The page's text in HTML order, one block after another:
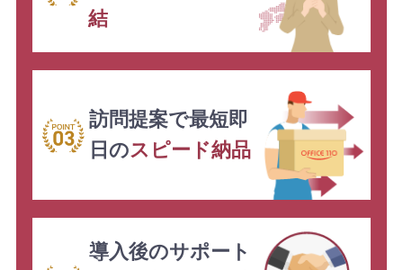
結
訪問提案で最短即
日のスピード納品
導入後のサポート